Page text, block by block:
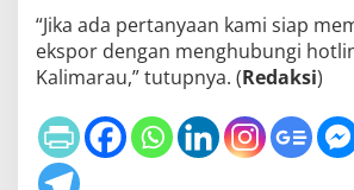
“Jika ada pertanyaan kami siap
ekspor dengan menghubungi
Kalimarau,” tutupnya. (Redaksi)